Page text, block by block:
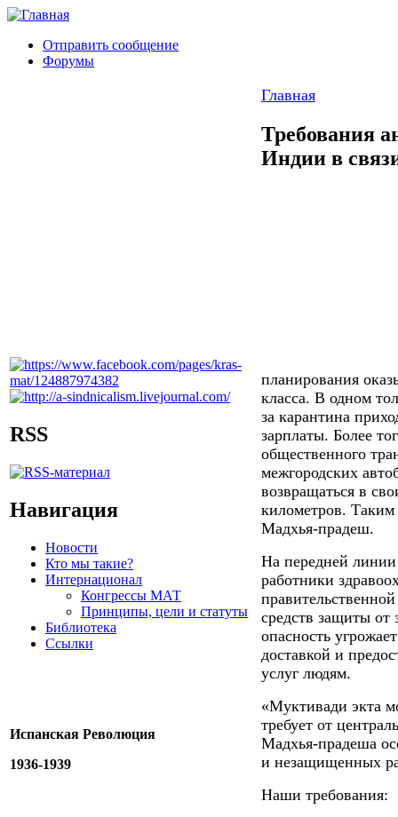
Отправить сообщение
Форумы
RSS
Навигация
Новости
Кто мы такие?
Интернационал
Конгрессы МАТ
Принципы, цели и статуты
Библиотека
Ссылки
Испанская Революция
1936-1939
Главная
Требования
Индии в
планирования
класса. В одном
за карантина
зарплаты. Более
общественного
межгородских
возвращаться в
километров.
Мадхья-прадеш.
На передней линии
работники
средств защиты от
опасность
доставкой и
услуг людям.
«Муктивади экта
требует от
Мадхья-прадеша
и незащищенных
Наши требования: